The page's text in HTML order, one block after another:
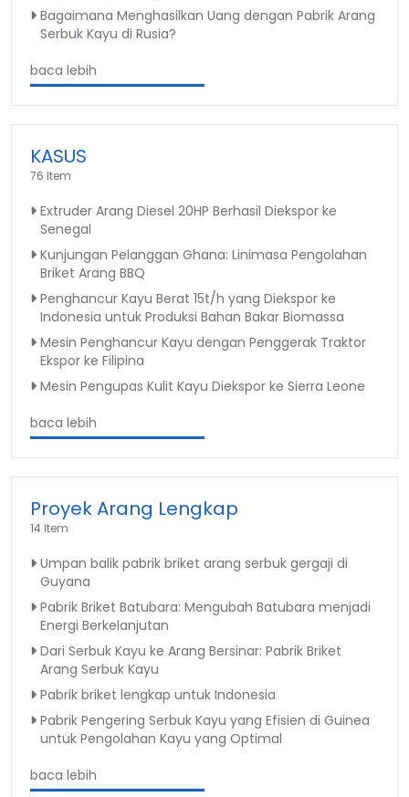
Bagaimana Menghasilkan Uang dengan Pabrik Arang
Serbuk Kayu di Rusia?
baca lebih
KASUS
76 Item
Extruder Arang Diesel 20HP Berhasil Diekspor ke
Senegal
Kunjungan Pelanggan Ghana: Linimasa Pengolahan
Briket Arang BBQ
Penghancur Kayu Berat 15t/h yang Diekspor ke
Indonesia untuk Produksi Bahan Bakar Biomassa
Mesin Penghancur Kayu dengan Penggerak Traktor
Ekspor ke Filipina
Mesin Pengupas Kulit Kayu Diekspor ke Sierra Leone
baca lebih
Proyek Arang Lengkap
14 Item
Umpan balik pabrik briket arang serbuk gergaji di
Guyana
Pabrik Briket Batubara: Mengubah Batubara menjadi
Energi Berkelanjutan
Dari Serbuk Kayu ke Arang Bersinar: Pabrik Briket
Arang Serbuk Kayu
Pabrik briket lengkap untuk Indonesia
Pabrik Pengering Serbuk Kayu yang Efisien di Guinea
untuk Pengolahan Kayu yang Optimal
baca lebih